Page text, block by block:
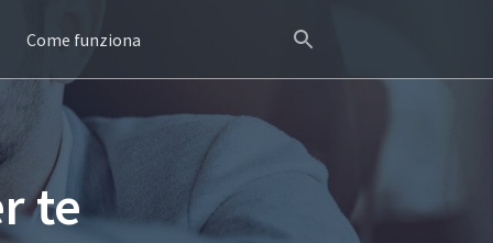
Come funziona
te